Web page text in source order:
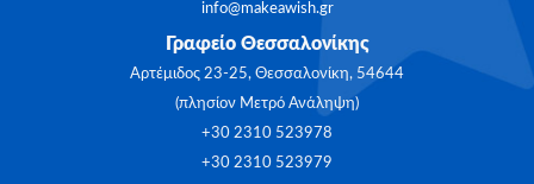
info@makeawish.gr
Γραφείο Θεσσαλονίκης
Αρτέμιδος 23-25, Θεσσαλονίκη, 54644
(πλησίον Μετρό Ανάληψη)
+30 2310 523978
+30 2310 523979